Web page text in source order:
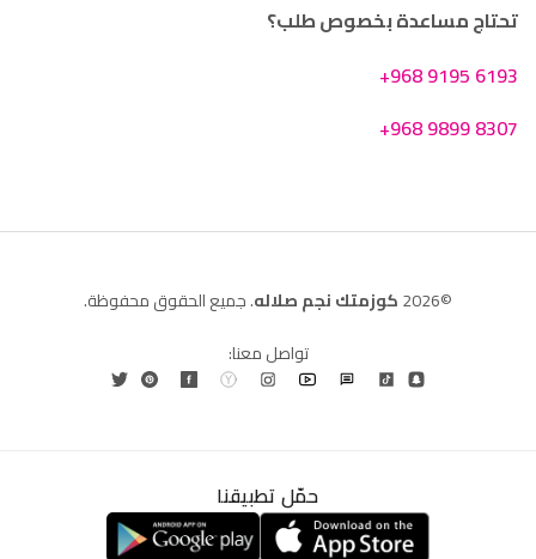
تحتاج مساعدة بخصوص طلب؟
+968 9195 6193
+968 9899 8307
©2026 كوزمتك نجم صلاله. جميع الحقوق محفوظة.
تواصل معنا:
حمّل تطبيقنا